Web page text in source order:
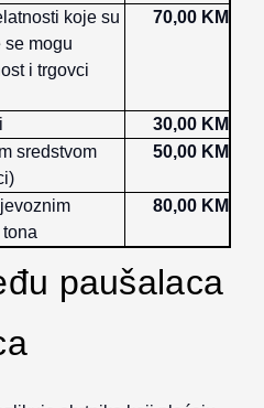
koje su
se mogu
i trgovci
70,00 KM
30,00 KM
sredstvom
50,00 KM
80,00 KM
paušalaca